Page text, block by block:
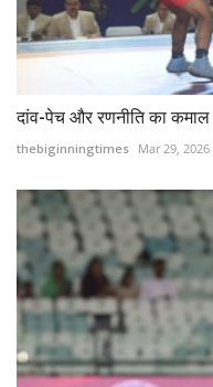
दांव-पेच और रणनीति का कमाल
thebiginningtimes Mar 29, 2026